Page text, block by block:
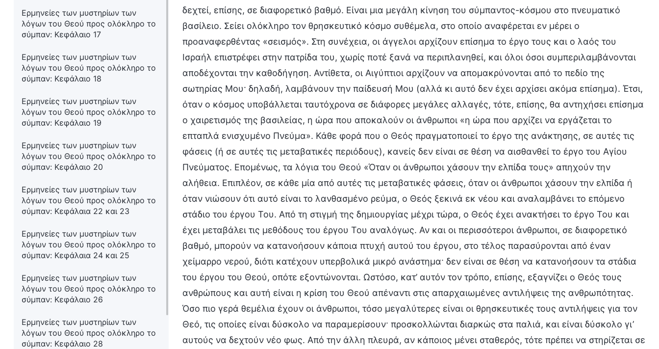
Ερμηνείες των μυστηρίων των
λόγων του Θεού προς ολόκληρο το
σύμπαν: Κεφάλαιο 17
Ερμηνείες των μυστηρίων των
λόγων του Θεού προς ολόκληρο το
σύμπαν: Κεφάλαιο 18
Ερμηνείες των μυστηρίων των
λόγων του Θεού προς ολόκληρο το
σύμπαν: Κεφάλαιο 19
Ερμηνείες των μυστηρίων των
λόγων του Θεού προς ολόκληρο το
σύμπαν: Κεφάλαιο 20
Ερμηνείες των μυστηρίων των
λόγων του Θεού προς ολόκληρο το
σύμπαν: Κεφάλαια 22 και 23
Ερμηνείες των μυστηρίων των
λόγων του Θεού προς ολόκληρο το
σύμπαν: Κεφάλαια 24 και 25
Ερμηνείες των μυστηρίων των
λόγων του Θεού προς ολόκληρο το
σύμπαν: Κεφάλαιο 26
Ερμηνείες των μυστηρίων των
λόγων του Θεού προς ολόκληρο το
σύμπαν: Κεφάλαιο 28
δεχτεί, επίσης, σε διαφορετικό βαθμό. Είναι μια μεγάλη κίνηση του σύμπαντος-κόσμου στο πνευματικό
βασίλειο. Σείει ολόκληρο τον θρησκευτικό κόσμο συθέμελα, στο οποίο αναφέρεται εν μέρει ο
προαναφερθέντας «σεισμός». Στη συνέχεια, οι άγγελοι αρχίζουν επίσημα το έργο τους και ο λαός του
Ισραήλ επιστρέφει στην πατρίδα του, χωρίς ποτέ ξανά να περιπλανηθεί, και όλοι όσοι συμπεριλαμβάνονται
αποδέχονται την καθοδήγηση. Αντίθετα, οι Αιγύπτιοι αρχίζουν να απομακρύνονται από το πεδίο της
σωτηρίας Μου· δηλαδή, λαμβάνουν την παίδευσή Μου (αλλά κι αυτό δεν έχει αρχίσει ακόμα επίσημα). Έτσι,
όταν ο κόσμος υποβάλλεται ταυτόχρονα σε διάφορες μεγάλες αλλαγές, τότε, επίσης, θα αντηχήσει επίσημα
ο χαιρετισμός της βασιλείας, η ώρα που αποκαλούν οι άνθρωποι «η ώρα που αρχίζει να εργάζεται το
επταπλά ενισχυμένο Πνεύμα». Κάθε φορά που ο Θεός πραγματοποιεί το έργο της ανάκτησης, σε αυτές τις
φάσεις (ή σε αυτές τις μεταβατικές περιόδους), κανείς δεν είναι σε θέση να αισθανθεί το έργο του Αγίου
Πνεύματος. Επομένως, τα λόγια του Θεού «Όταν οι άνθρωποι χάσουν την ελπίδα τους» απηχούν την
αλήθεια. Επιπλέον, σε κάθε μία από αυτές τις μεταβατικές φάσεις, όταν οι άνθρωποι χάσουν την ελπίδα ή
όταν νιώσουν ότι αυτό είναι το λανθασμένο ρεύμα, ο Θεός ξεκινά εκ νέου και αναλαμβάνει το επόμενο
στάδιο του έργου Του. Από τη στιγμή της δημιουργίας μέχρι τώρα, ο Θεός έχει ανακτήσει το έργο Του και
έχει μεταβάλει τις μεθόδους του έργου Του αναλόγως. Αν και οι περισσότεροι άνθρωποι, σε διαφορετικό
βαθμό, μπορούν να κατανοήσουν κάποια πτυχή αυτού του έργου, στο τέλος παρασύρονται από έναν
χείμαρρο νερού, διότι κατέχουν υπερβολικά μικρό ανάστημα· δεν είναι σε θέση να κατανοήσουν τα στάδια
του έργου του Θεού, οπότε εξοντώνονται. Ωστόσο, κατ’ αυτόν τον τρόπο, επίσης, εξαγνίζει ο Θεός τους
ανθρώπους και αυτή είναι η κρίση του Θεού απέναντι στις απαρχαιωμένες αντιλήψεις της ανθρωπότητας.
Όσο πιο γερά θεμέλια έχουν οι άνθρωποι, τόσο μεγαλύτερες είναι οι θρησκευτικές τους αντιλήψεις για τον
Θεό, τις οποίες είναι δύσκολο να παραμερίσουν· προσκολλώνται διαρκώς στα παλιά, και είναι δύσκολο γι’
αυτούς να δεχτούν νέο φως. Από την άλλη πλευρά, αν κάποιος μένει σταθερός, τότε πρέπει να στηρίζεται σε